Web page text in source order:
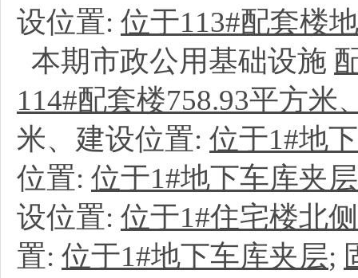
设位置: 位于113#配套楼
本期市政公用基础设施
114#配套楼758.93平方米
米、建设位置: 位于1#地
位置: 位于1#地下车库夹层
设位置: 位于1#住宅楼北侧
置: 位于1#地下车库夹层;